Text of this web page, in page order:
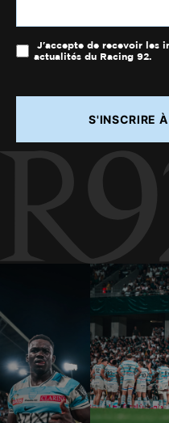
J'accepte de recevoir les
actualités du Racing 92.
S'INSCRIRE